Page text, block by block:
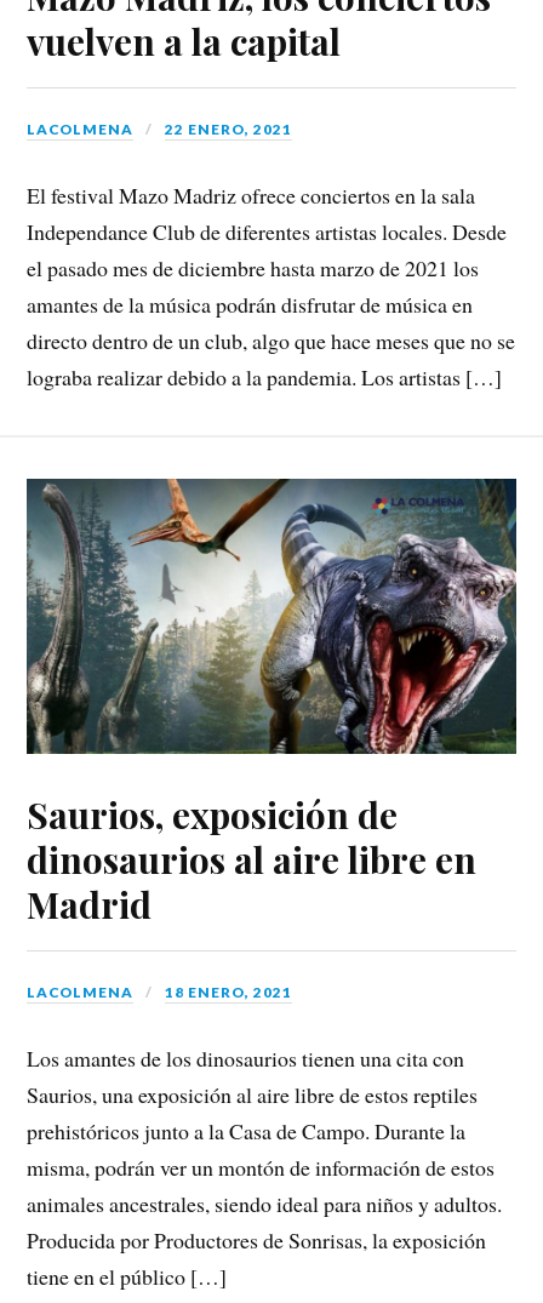
vuelven a la capital
LACOLMENA 22 ENERO, 2021
El festival Mazo Madriz ofrece conciertos en la sala
Independance Club de diferentes artistas locales. Desde
el pasado mes de diciembre hasta marzo de 2021 los
amantes de la música podrán disfrutar de música en
directo dentro de un club, algo que hace meses que no se
lograba realizar debido a la pandemia. Los artistas […]
Saurios, exposición de
dinosaurios al aire libre en
Madrid
LACOLMENA 18 ENERO, 2021
Los amantes de los dinosaurios tienen una cita con
Saurios, una exposición al aire libre de estos reptiles
prehistóricos junto a la Casa de Campo. Durante la
misma, podrán ver un montón de información de estos
animales ancestrales, siendo ideal para niños y adultos.
Producida por Productores de Sonrisas, la exposición
tiene en el público […]